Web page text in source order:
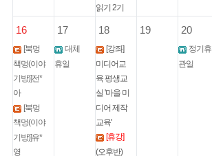
읽기 2기
16
[북멍
책멍(이야
기방)]전*
아
[북멍
책멍(이야
기방)]유*
영
17
대체
휴일
18
[강좌]
미디어교
육 평생교
실 '마을 미
디어 제작
교육'
[휴강]
(오후반)
19 20
정기휴
관일